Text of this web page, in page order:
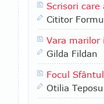
Scrisori care
Cititor
Vara marilor
Gilda Fildan
Focul
Otilia Teposu